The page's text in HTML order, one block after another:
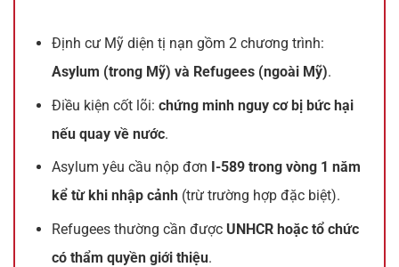
Định cư Mỹ diện tị nạn gồm 2 chương trình:
Asylum (trong Mỹ) và Refugees (ngoài Mỹ).
Điều kiện cốt lõi:chứng minh nguy cơ bị bức hại
nếu quay về nước.
Asylum yêu cầu nộp đơn I-589 trong vòng 1 năm
kể từ khi nhập cảnh (trừ trường hợp đặc biệt).
Refugees thường cần được UNHCR hoặc tổ chức
có thẩm quyền giới thiệu.